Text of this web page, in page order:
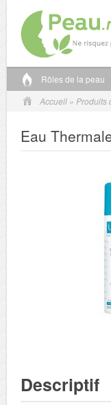
Rôles de la peau
Accueil» Produits
Eau
Descriptif